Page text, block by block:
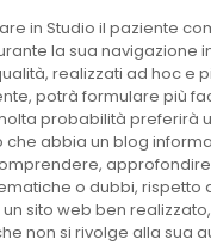
in Studio il paziente
la sua navigazione
realizzati ad hoc e
potrà formulare più
probabilità preferirà
abbia un blog
o dubbi, rispetto
sito web ben
non si rivolge alla sua